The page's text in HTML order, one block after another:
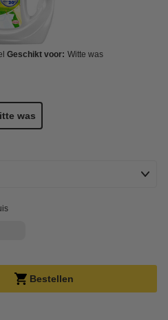
Geschikt voor: Witte was
was
Bestellen